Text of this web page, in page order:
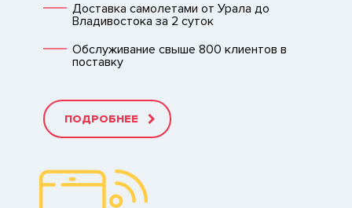
Доставка самолетами от Урала до
Владивостока за 2 суток
Обслуживание свыше 800 клиентов в
поставку
ПОДРОБНЕЕ